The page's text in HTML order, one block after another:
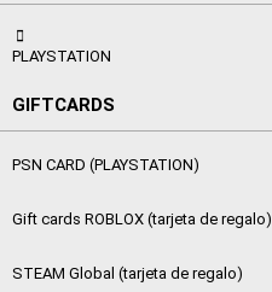
PLAYSTATION
GIFTCARDS
PSN CARD (PLAYSTATION)
Gift cards ROBLOX (tarjeta de regalo)
STEAM Global (tarjeta de regalo)